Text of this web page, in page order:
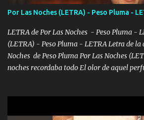
consciente de los followers que mueves?
ve el poder que tienes Otro chiste malo son
álbum's "José, vibras colores con la energía
Por Las Noches (LETRA) - Peso Pluma -
LETRA de Por Las Noches - Peso Pluma -
(LETRA) - Peso Pluma - LETRA Letra de la
Noches de Peso Pluma Por Las Noches
noches recordaba todo El olor de aquel
estár Pasarán... Solito me dejaras Intentar...